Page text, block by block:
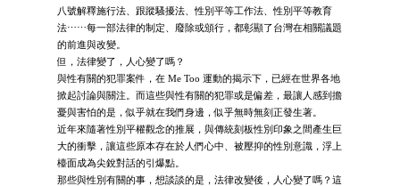
八號解釋施行法、跟蹤騷擾法、性別平等工作法、性別平等教育
法⋯⋯每一部法律的制定、廢除或頒行，都彰顯了台灣在相關議題
的前進與改變。
但，法律變了，人心變了嗎？
與性有關的犯罪案件，在 Me Too 運動的揭示下，已經在世界各地
掀起討論與關注。而這些與性有關的犯罪或是偏差，最讓人感到擔
憂與害怕的是，似乎就在我們身邊，似乎無時無刻正發生著。
近年來隨著性別平權觀念的推展，與傳統刻板性別印象之間產生巨
大的衝擊，讓這些原本存在於人們心中、被壓抑的性別意識，浮上
檯面成為尖銳對話的引爆點。
那些與性別有關的事，想談談的是，法律改變後，人心變了嗎？這